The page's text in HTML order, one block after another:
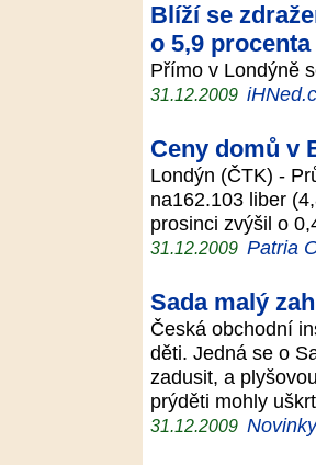
Blíží se
o 5,9 procenta
Přímo v Londýně
31.12.2009
Ceny domů v
Londýn (ČTK) -
na162.103 liber
prosinci zvýšil o
31.12.2009 Patria
Sada malý
Česká obchodní
děti. Jedná se o
zadusit, a
prýděti mohly
31.12.2009